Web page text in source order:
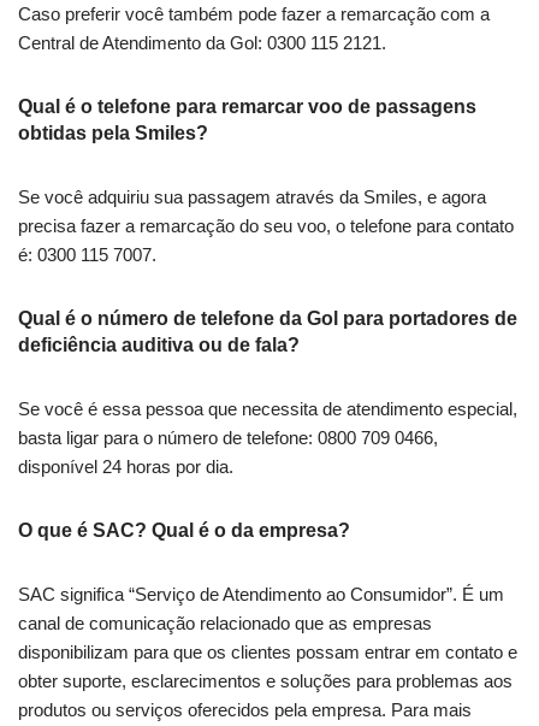
Caso preferir você também pode fazer a remarcação com a
Central de Atendimento da Gol: 0300 115 2121.
Qual é o telefone para remarcar voo de passagens
obtidas pela Smiles?
Se você adquiriu sua passagem através da Smiles, e agora
precisa fazer a remarcação do seu voo, o telefone para contato
é: 0300 115 7007.
Qual é o número de telefone da Gol para portadores de
deficiência auditiva ou de fala?
Se você é essa pessoa que necessita de atendimento especial,
basta ligar para o número de telefone: 0800 709 0466,
disponível 24 horas por dia.
O que é SAC? Qual é o da empresa?
SAC significa “Serviço de Atendimento ao Consumidor”. É um
canal de comunicação relacionado que as empresas
disponibilizam para que os clientes possam entrar em contato e
obter suporte, esclarecimentos e soluções para problemas aos
produtos ou serviços oferecidos pela empresa. Para mais